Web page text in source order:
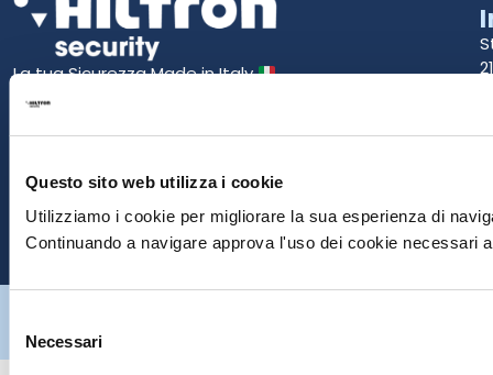
Questo sito web utilizza i cookie
Utilizziamo i cookie per migliorare la sua esperienza di
Continuando a navigare approva l'uso dei cookie necessari
delNecessari
La tua Sicurezza Made in Italy